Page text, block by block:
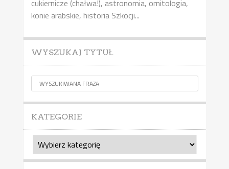
cukiernicze (chałwa!), astronomia, ornitologia,
konie arabskie, historia Szkocji...
WYSZUKAJ TYTUŁ
KATEGORIE
Kategorie